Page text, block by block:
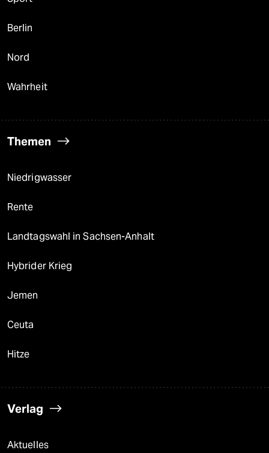
Berlin
Nord
Wahrheit
Themen
Niedrigwasser
Rente
Landtagswahl in Sachsen-Anhalt
Hybrider Krieg
Jemen
Ceuta
Hitze
Verlag
Aktuelles